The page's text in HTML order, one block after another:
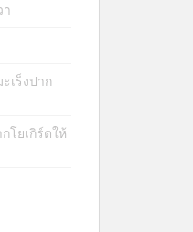
เร็งปาก
โยเกิร์ตให้